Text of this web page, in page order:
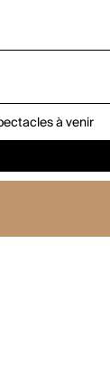
à venir